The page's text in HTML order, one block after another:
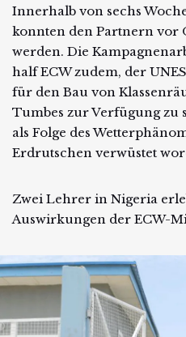
Innerhalb von sechs
konnten den Partnern vor
werden. Die
half ECW zudem, der
für den Bau von
Tumbes zur Verfügung zu
als Folge des
Erdrutschen verwüstet
Zwei Lehrer in Nigeria
Auswirkungen der ECW-